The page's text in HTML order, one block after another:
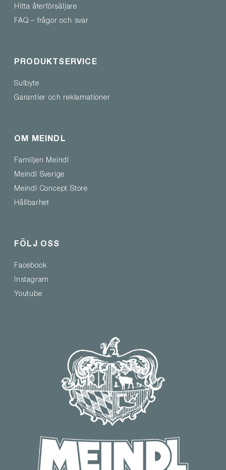
Hitta återförsäljare
FAQ – frågor och svar
PRODUKTSERVICE
Sulbyte
Garantier och reklamationer
OM MEINDL
Familjen Meindl
Meindl Sverige
Meindl Concept Store
Hållbarhet
FÖLJ OSS
Facebook
Instagram
Youtube